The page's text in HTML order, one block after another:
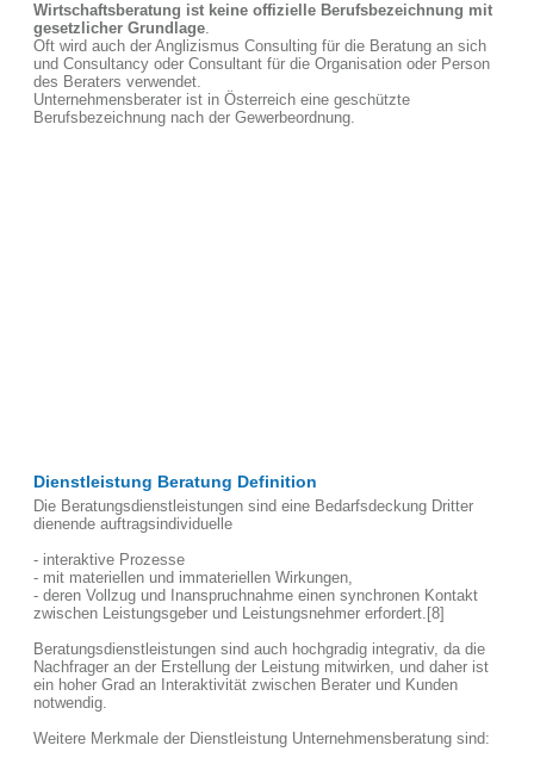
Wirtschaftsberatung ist keine offizielle Berufsbezeichnung mit
gesetzlicher Grundlage.
Oft wird auch der Anglizismus Consulting für die Beratung an sich
und Consultancy oder Consultant für die Organisation oder Person
des Beraters verwendet.
Unternehmensberater ist in Österreich eine geschützte
Berufsbezeichnung nach der Gewerbeordnung.
Dienstleistung Beratung Definition
Die Beratungsdienstleistungen sind eine Bedarfsdeckung Dritter
dienende auftragsindividuelle
- interaktive Prozesse
- mit materiellen und immateriellen Wirkungen,
- deren Vollzug und Inanspruchnahme einen synchronen Kontakt
zwischen Leistungsgeber und Leistungsnehmer erfordert.[8]
Beratungsdienstleistungen sind auch hochgradig integrativ, da die
Nachfrager an der Erstellung der Leistung mitwirken, und daher ist
ein hoher Grad an Interaktivität zwischen Berater und Kunden
notwendig.
Weitere Merkmale der Dienstleistung Unternehmensberatung sind: